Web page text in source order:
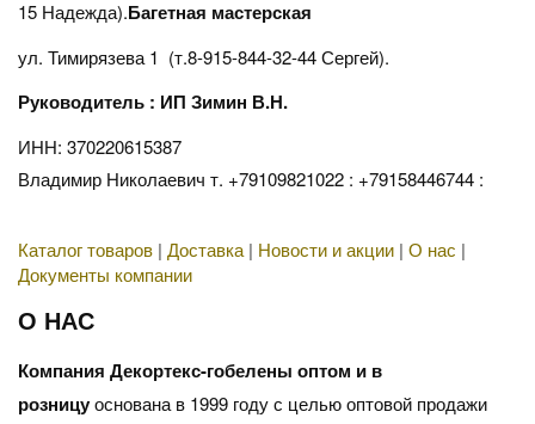
15 Надежда).Багетная мастерская
ул. Тимирязева 1 (т.8-915-844-32-44 Сергей).
Руководитель : ИП Зимин В.Н.
ИНН: 370220615387
Владимир Николаевич т. +79109821022 : +79158446744 :
Каталог товаров | Доставка | Новости и акции | О нас |
Документы компании
О НАС
Компания Декортекс-гобелены оптом и в
розницуоснована в 1999 году с целью оптовой продажи